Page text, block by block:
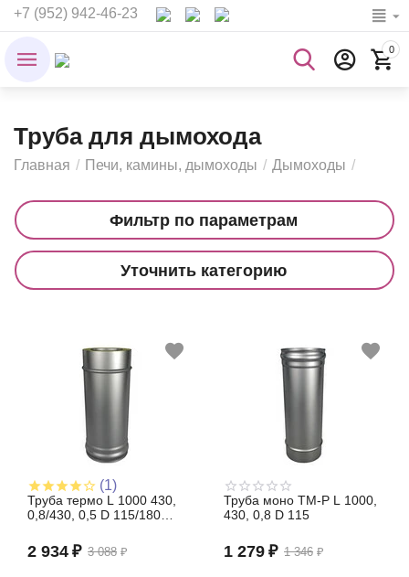
+7 (952) 942-46-23
0
Труба для дымохода
Главная / Печи, камины, дымоходы / Дымоходы /
Фильтр по параметрам
Уточнить категорию
(1)
Труба термо L 1000 430,
0,8/430, 0,5 D 115/180
3 088 ₽
2 934 ₽
Труба моно TM-P L 1000,
430, 0,8 D 115
1 346 ₽
1 279 ₽